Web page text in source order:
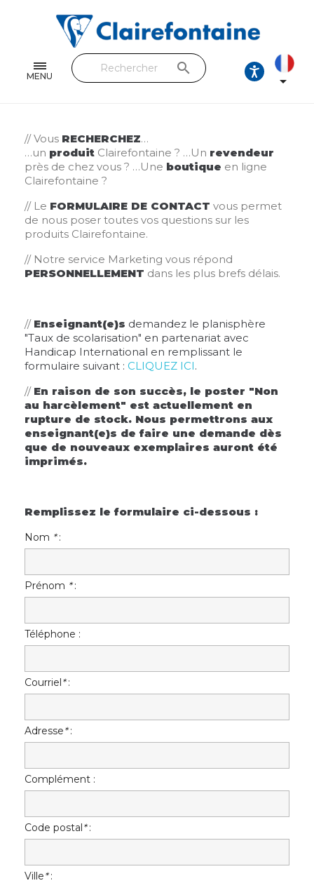
MENU
Feuilles & Copies
Beaux-arts & Dessin
Loisirs créatifs
Papiers cadeaux et emballages
Cuir & trousses
RETROUVEZ NOS COLLECTIONS
Toutes les collections
search

// Vous RECHERCHEZ…
…un produit Clairefontaine ? …Un revendeur
près de chez vous ? …Une boutique en ligne
Clairefontaine ?
// Le FORMULAIRE DE CONTACT vous permet
de nous poser toutes vos questions sur les
produits Clairefontaine.
// Notre service Marketing vous répond
PERSONNELLEMENT dans les plus brefs délais.
// Enseignant(e)s demandez le planisphère
"Taux de scolarisation" en partenariat avec
Handicap International en remplissant le
formulaire suivant : CLIQUEZ ICI.
// En raison de son succès, le poster "Non
au harcèlement" est actuellement en
rupture de stock. Nous permettrons aux
enseignant(e)s de faire une demande dès
que de nouveaux exemplaires auront été
imprimés.
Remplissez le formulaire ci-dessous :
Nom *:
Prénom *:
Téléphone :
Courriel*:
Adresse*:
Complément :
Code postal*:
Ville*: